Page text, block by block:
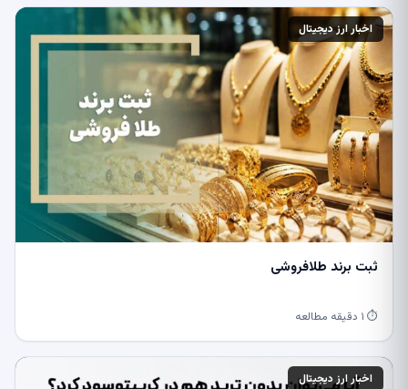
اخبار ارز دیجیتال
ثبت برند طلافروشی
⏱ ۱ دقیقه مطالعه
اخبار ارز دیجیتال